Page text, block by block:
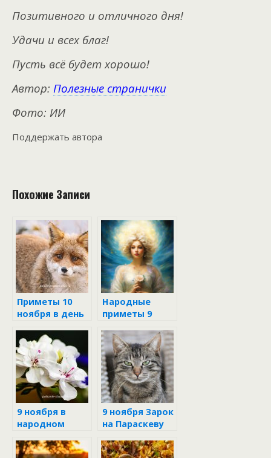
Позитивного и отличного дня!
Удачи и всех благ!
Пусть всё будет хорошо!
Автор: Полезные странички
Фото: ИИ
Поддержать автора
Похожие Записи
Приметы 10
ноября в день
Пятницы
Народные
приметы 9
9 ноября в
народном
9 ноября Зарок
на Параскеву